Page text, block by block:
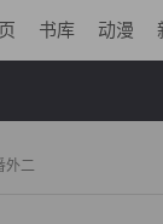
书库 动漫
外二